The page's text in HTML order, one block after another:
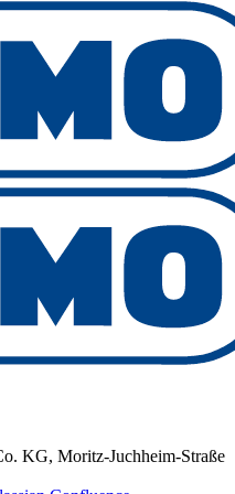
KG, Moritz-Juchheim-Straße